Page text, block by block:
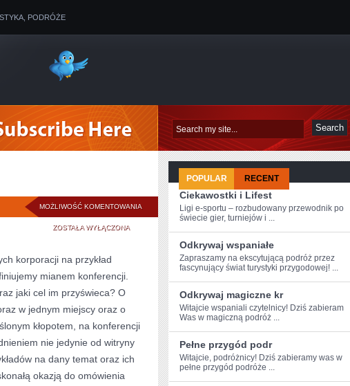
PODRÓŻE
MOŻLIWOŚĆ KOMENTOWANIA ODCIEŃ
ZOSTAŁA WYŁĄCZONA
korporacji na przykład
mianem konferencji.
jaki cel im przyświeca? O
w jednym miejscy oraz o
kłopotem, na konferencji
nie jedynie od witryny
na dany temat oraz ich
okazją do omówienia
POPULAR RECENT
Ciekawostki i Lifest
Ligi e-sportu – rozbudowany przewodnik po
świecie gier, turniejów i ...
Odkrywaj wspaniałe
Zapraszamy na ekscytującą podróż przez
fascynujący świat turystyki przygodowej! ...
Odkrywaj magiczne kr
Witajcie wspaniali czytelnicy! Dziś zabieram
Was⁢ w magiczną podróż ...
Pełne przygód podr
Witajcie, podróżnicy! Dziś zabieramy was w
pełne przygód podróże​ ...